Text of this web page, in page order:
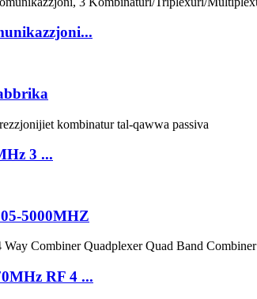
3 ...
5000MHZ
RF 4 ...